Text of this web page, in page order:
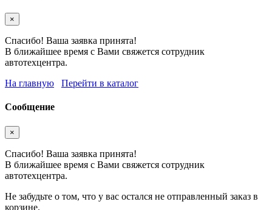
×
Спасибо! Ваша заявка принята!
В ближайшее время с Вами свяжется сотрудник
автотехцентра.
На главную
Перейти в каталог
Сообщение
×
Спасибо! Ваша заявка принята!
В ближайшее время с Вами свяжется сотрудник
автотехцентра.
Не забудьте о том, что у вас остался не отправленный заказ в
корзине.